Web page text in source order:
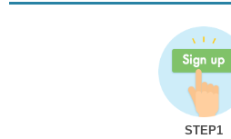
STEP1